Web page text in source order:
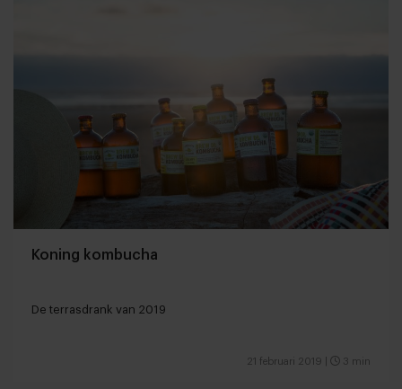
Koning kombucha
De terrasdrank van 2019
21 februari 2019 3 min